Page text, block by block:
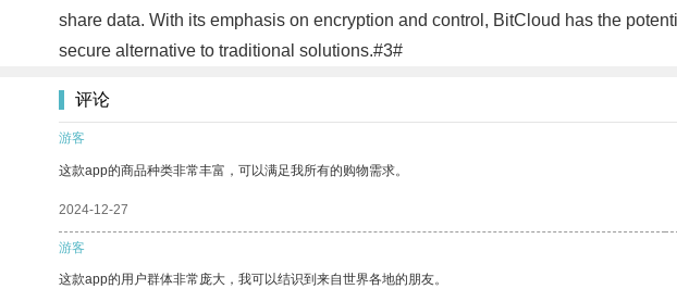
share data. With its emphasis on encryption and control, BitCloud has the
secure alternative to traditional solutions.#3#
评论
游客
这款app的商品种类非常丰富，可以满足我所有的购物需求。
2024-12-27
游客
这款app的用户群体非常庞大，我可以结识到来自世界各地的朋友。